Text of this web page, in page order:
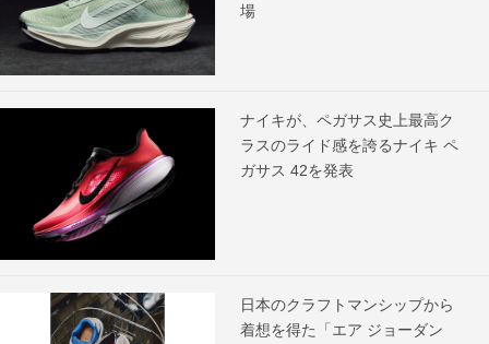
場
ナイキが、ペガサス史上最高ク
ラスのライド感を誇るナイキ ペ
ガサス 42を発表
日本のクラフトマンシップから
着想を得た「エア ジョーダン